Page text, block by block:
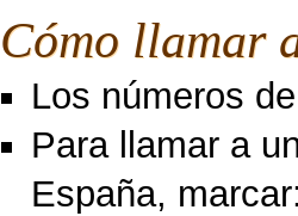
Cómo llamar
Los números
Para llamar a
España,